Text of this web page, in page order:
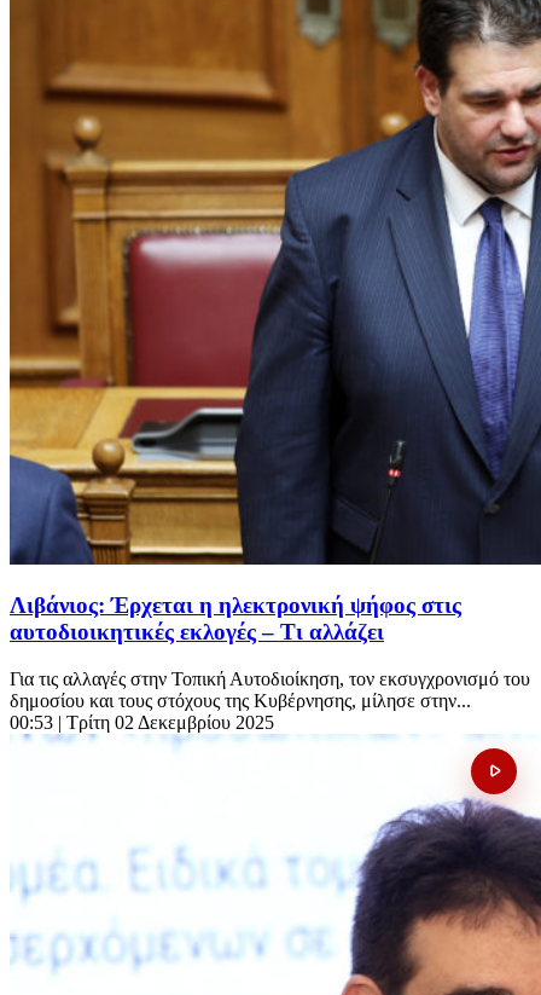
Λιβάνιος: Έρχεται η ηλεκτρονική ψήφος στις
αυτοδιοικητικές εκλογές – Τι αλλάζει
Για τις αλλαγές στην Τοπική Αυτοδιοίκηση, τον εκσυγχρονισμό του
δημοσίου και τους στόχους της Κυβέρνησης, μίλησε στην...
00:53 | Τρίτη 02 Δεκεμβρίου 2025